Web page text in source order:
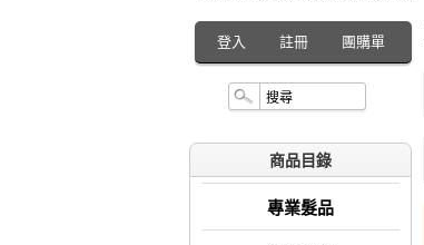
登入 註冊 團購單
商品目錄
專業髮品